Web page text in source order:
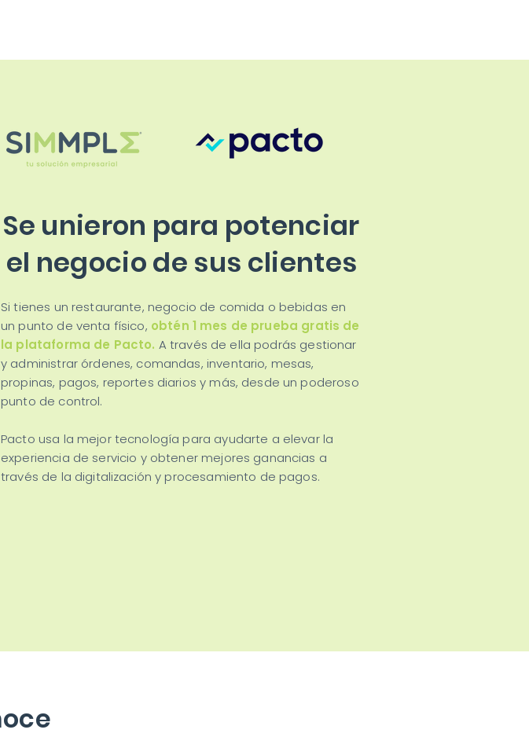
Se unieron para potenciar
el negocio de sus clientes
Si tienes un restaurante, negocio de comida o bebidas en
un punto de venta físico, obtén 1 mes de prueba gratis de
la plataforma de Pacto. A través de ella podrás gestionar
y administrar órdenes, comandas, inventario, mesas,
propinas, pagos, reportes diarios y más, desde un poderoso
punto de control.
Pacto usa la mejor tecnología para ayudarte a elevar la
experiencia de servicio y obtener mejores ganancias a
través de la digitalización y procesamiento de pagos.